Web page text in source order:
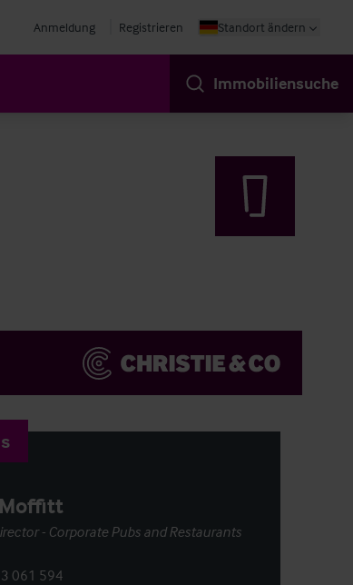
Anmeldung Registrieren Standort ändern
Immobiliensuche
- Corporate Pubs and Restaurants
061 594